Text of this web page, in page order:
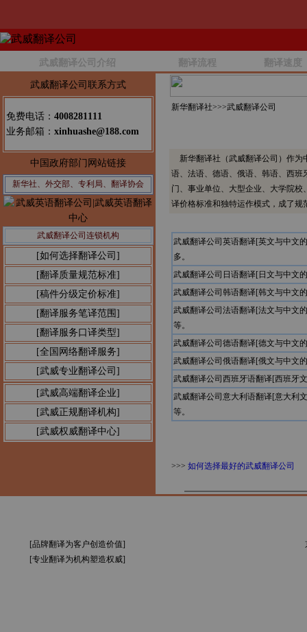
武威翻译公司介绍 翻译流程 翻译速度
武威翻译公司联系方式
免费电话： 4008281111
业务邮箱： xinhuashe@188.com
中国政府部门网站链接
新华社、外交部、专利局、翻译协会
武威翻译公司连锁机构
[如何选择翻译公司]
[翻译质量规范标准]
[稿件分级定价标准]
[翻译服务笔译范围]
[翻译服务口译类型]
[全国网络翻译服务]
[武威专业翻译公司]
[武威高端翻译企业]
[武威正规翻译机构]
[武威权威翻译中心]
新华翻译社>>>武威翻译公司
新华翻译社（武威翻译公司）作为
语、法语、德语、俄语、韩语、西
门、事业单位、大型企业、大学院
译价格标准和独特运作模式，成了
武威翻译公司英语翻译[英文与中文
多。
武威翻译公司日语翻译[日文与中文
武威翻译公司韩语翻译[韩文与中文
武威翻译公司法语翻译[法文与中文
等。
武威翻译公司德语翻译[德文与中文
武威翻译公司俄语翻译[俄文与中文
武威翻译公司西班牙语翻译[西班牙
武威翻译公司意大利语翻译[意大利
等。
>>> 如何选择最好的武威翻译公司
[品牌翻译为客户创造价值]
[专业翻译为机构塑造权威]